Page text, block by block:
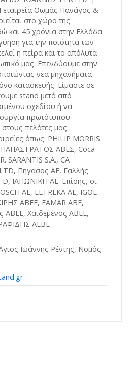
Θωμάς Πανάγος &
στο χώρο της
και 45 χρόνια στην Ελλάδα
για την ποιότητα των
η πείρα και το απόλυτα
μας. Επενδύουμε στην
νέα μηχανήματα
κατασκευής. Είμαστε σε
stand μετά από
σχεδίου ή να
πρωτότυπου
πελάτες μας
όπως: PHILIP MORRIS
ΠΑΠΑΣΤΡΑΤΟΣ ΑΒΕΣ, Coca-
SARANTIS S.A., CA
Πήγασος ΑΕ, Γαλλής
ΙΑΠΩΝΙΚΗ ΑΕ. Επίσης, οι
AE, ELTREKA AE, IGOL
ΑΒΕΕ, FAMAR ΑΒΕ,
ΑΒΕΕ, Χαϊδεμένος ΑΒΕΕ,
ΑΕΒΕ
Ιωάννης Ρέντης, Νομός